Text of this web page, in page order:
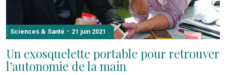
Sciences & Santé - 21 juin 2021
Un exosquelette portable pour retrouver
l’autonomie de la main